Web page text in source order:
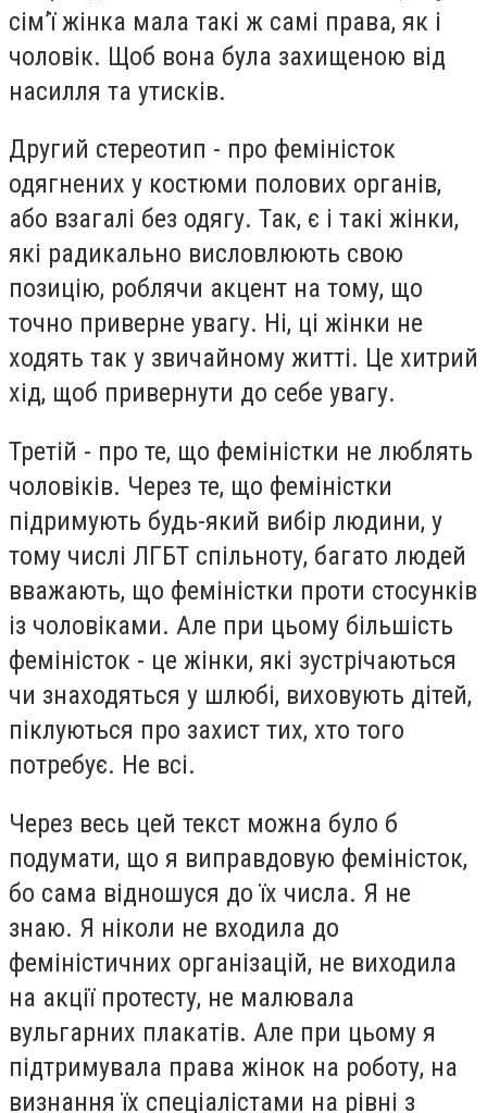
сім’ї жінка мала такі ж самі права, як і
чоловік. Щоб вона була захищеною від
насилля та утисків.
Другий стереотип - про феміністок
одягнених у костюми полових органів,
або взагалі без одягу. Так, є і такі жінки,
які радикально висловлюють свою
позицію, роблячи акцент на тому, що
точно приверне увагу. Ні, ці жінки не
ходять так у звичайному житті. Це хитрий
хід, щоб привернути до себе увагу.
Третій - про те, що феміністки не люблять
чоловіків. Через те, що феміністки
підримують будь-який вибір людини, у
тому числі ЛГБТ спільноту, багато людей
вважають, що феміністки проти стосунків
із чоловіками. Але при цьому більшість
феміністок - це жінки, які зустрічаються
чи знаходяться у шлюбі, виховують дітей,
піклуються про захист тих, хто того
потребує. Не всі.
Через весь цей текст можна було б
подумати, що я виправдовую феміністок,
бо сама відношуся до їх числа. Я не
знаю. Я ніколи не входила до
феміністичних організацій, не виходила
на акції протесту, не малювала
вульгарних плакатів. Але при цьому я
підтримувала права жінок на роботу, на
визнання їх спеціалістами на рівні з